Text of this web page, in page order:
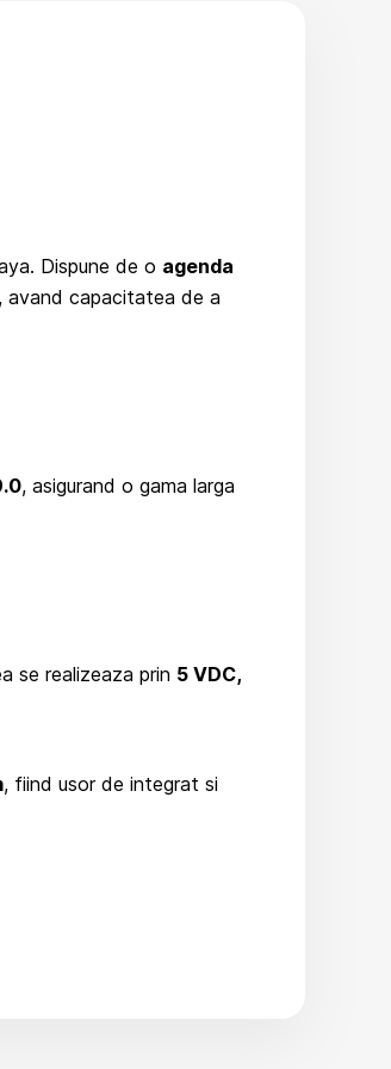
Dispune de o agenda
, avand capacitatea de a
, asigurand o gama larga
se realizeaza prin 5 VDC,
, fiind usor de integrat si